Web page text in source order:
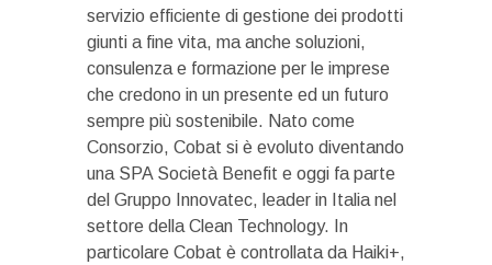
servizio efficiente di gestione dei prodotti
giunti a fine vita, ma anche soluzioni,
consulenza e formazione per le imprese
che credono in un presente ed un futuro
sempre più sostenibile. Nato come
Consorzio, Cobat si è evoluto diventando
una SPA Società Benefit e oggi fa parte
del Gruppo Innovatec, leader in Italia nel
settore della Clean Technology. In
particolare Cobat è controllata da Haiki+,